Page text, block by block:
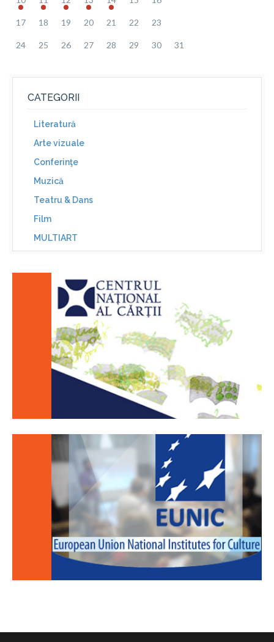
17 18 19 20 21 22 23
24 25 26 27 28 29 30 31
CATEGORII
Literatură
Arte vizuale
Conferinţe
Muzică
Teatru & Dans
Film
MULTIART